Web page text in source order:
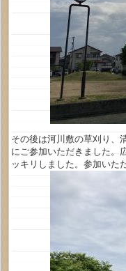
その後は河川敷の草刈り、
にご参加いただきました。
ッキリしました。参加いた